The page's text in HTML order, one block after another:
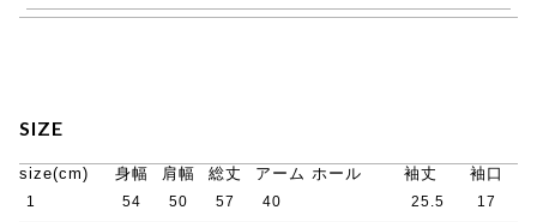
SIZE
size(cm) 身幅 肩幅 総丈 アーム ホール 袖丈 袖口
1 54 50 57 40 25.5 17